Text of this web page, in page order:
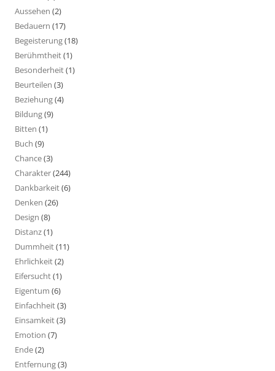
Aussehen (2)
Bedauern (17)
Begeisterung(18)
Berühmtheit(1)
Besonderheit(1)
Beurteilen (3)
Beziehung(4)
Bildung(9)
Bitten (1)
Buch (9)
Chance(3)
Charakter(244)
Dankbarkeit(6)
Denken (26)
Design (8)
Distanz(1)
Dummheit(11)
Ehrlichkeit(2)
Eifersucht(1)
Eigentum (6)
Einfachheit(3)
Einsamkeit(3)
Emotion (7)
Ende(2)
Entfernung(3)